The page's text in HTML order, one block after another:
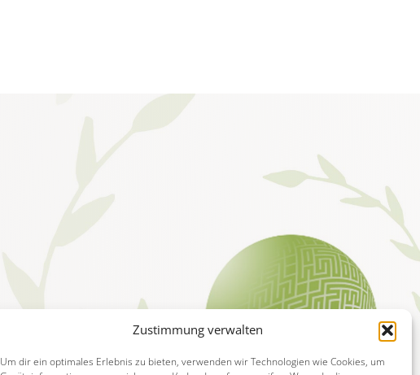
Zustimmung verwalten
Um dir ein optimales Erlebnis zu bieten, verwenden wir Technologien wie Cookies, um